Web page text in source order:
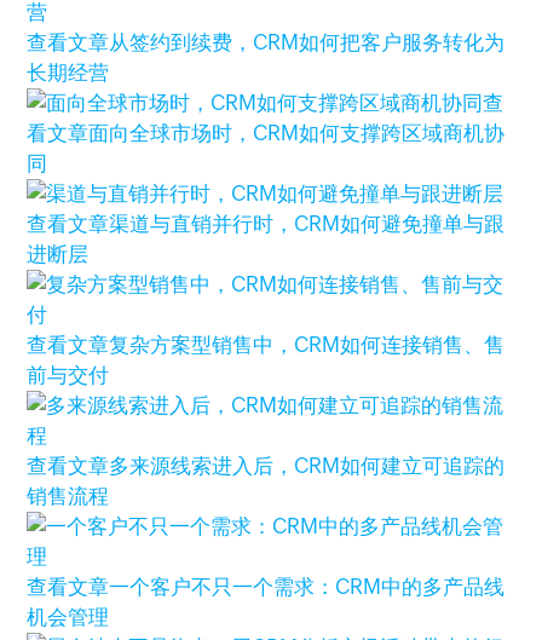
查看文章从签约到续费，CRM如何把客户服务转化为
长期经营
查
看文章面向全球市场时，CRM如何支撑跨区域商机协
同
查看文章渠道与直销并行时，CRM如何避免撞单与跟
进断层
查看文章复杂方案型销售中，CRM如何连接销售、售
前与交付
查看文章多来源线索进入后，CRM如何建立可追踪的
销售流程
查看文章一个客户不只一个需求：CRM中的多产品线
机会管理